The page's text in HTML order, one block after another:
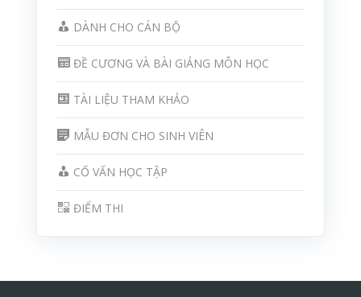
DÀNH CHO CÁN BỘ
ĐỀ CƯƠNG VÀ BÀI GIẢNG MÔN HỌC
TÀI LIỆU THAM KHẢO
MẪU ĐƠN CHO SINH VIÊN
CỐ VẤN HỌC TẬP
ĐIỂM THI